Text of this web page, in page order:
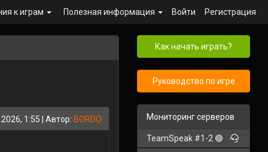
к играм Полезная информация Войти Регистрация
1:55 | Автор: BORDO
Как начать играть?
Руководство по игре
Мониторинг серверов
TeamSpeak #1-2 🟢